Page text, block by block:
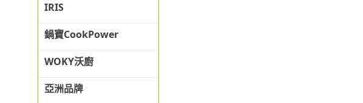
IRIS
鍋寶CookPower
WOKY沃廚
亞洲品牌